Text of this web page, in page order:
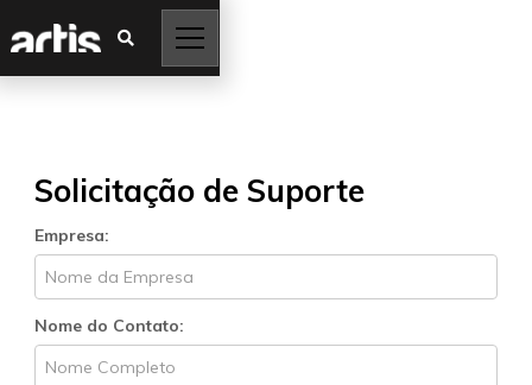

Solicitação de Suporte
Empresa:
Nome do Contato: